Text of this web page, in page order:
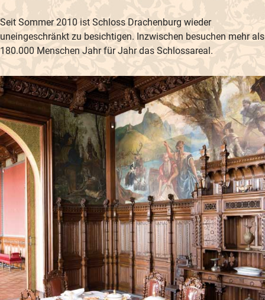
Seit Sommer 2010 ist Schloss Drachenburg wieder
uneingeschränkt zu besichtigen. Inzwischen besuchen mehr als
180.000 Menschen Jahr für Jahr das Schlossareal.